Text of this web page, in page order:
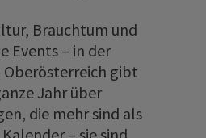
Brauchtum und
Events – in der
Oberösterreich gibt
Jahr über
die mehr sind als